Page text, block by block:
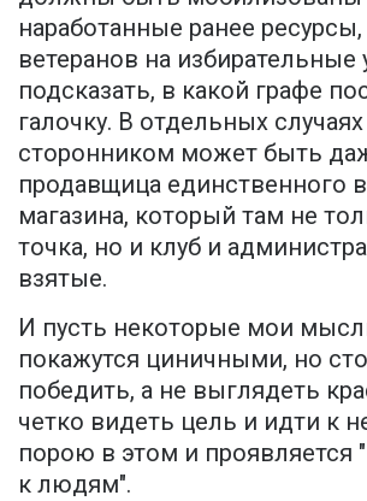
наработанные ранее
ветеранов на избирательные
подсказать, в какой графе
галочку. В отдельных случаях
сторонником может быть
продавщица единственного
магазина, который там не
точка, но и клуб и
взятые.
И пусть некоторые мои
покажутся циничными, но
победить, а не выглядеть
четко видеть цель и идти к
порою в этом и проявляется
к людям".